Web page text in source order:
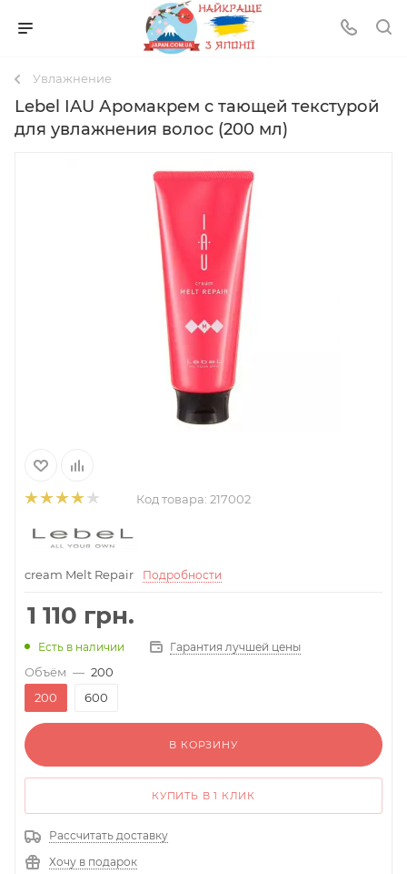
Увлажнение
Lebel IAU Аромакрем с тающей текстурой
для увлажнения волос (200 мл)
Код товара: 217002
cream Melt Repair Подробности
1 110 грн.
Есть в наличии Гарантия лучшей цены
Объём — 200
200
600
В КОРЗИНУ
КУПИТЬ В 1 КЛИК
Рассчитать доставку
Хочу в подарок